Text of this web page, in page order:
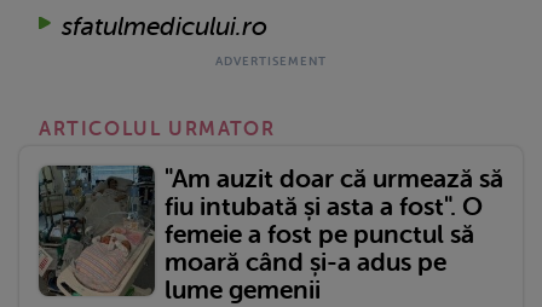
sfatulmedicului.ro
ARTICOLUL URMATOR
"Am auzit doar că urmează să
fiu intubată și asta a fost". O
femeie a fost pe punctul să
moară când și-a adus pe
lume gemenii